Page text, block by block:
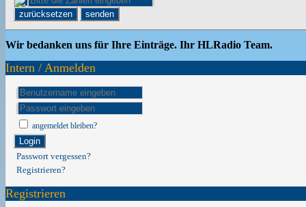
zurücksetzen senden
Wir bedanken uns für Ihre Einträge. Ihr HLRadio Team.
Intern / Anmelden
angemeldet bleiben?
Login
Passwort vergessen?
Registrieren?
Registrieren